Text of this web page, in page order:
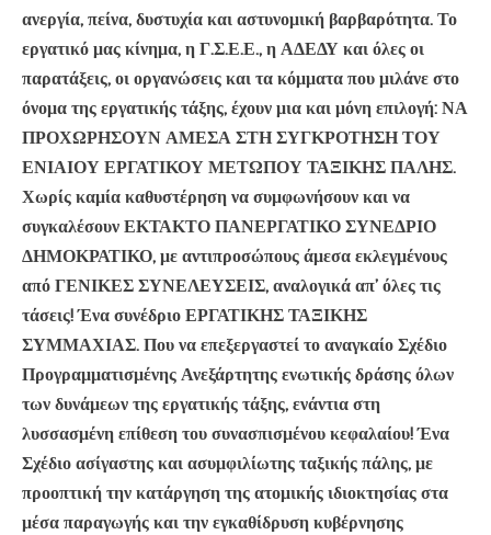
ανεργία, πείνα, δυστυχία και αστυνομική βαρβαρότητα. Το
εργατικό μας κίνημα, η Γ.Σ.Ε.Ε., η ΑΔΕΔΥ και όλες οι
παρατάξεις, οι οργανώσεις και τα κόμματα που μιλάνε στο
όνομα της εργατικής τάξης, έχουν μια και μόνη επιλογή: ΝΑ
ΠΡΟΧΩΡΗΣΟΥΝ ΑΜΕΣΑ ΣΤΗ ΣΥΓΚΡΟΤΗΣΗ ΤΟΥ
ΕΝΙΑΙΟΥ ΕΡΓΑΤΙΚΟΥ ΜΕΤΩΠΟΥ ΤΑΞΙΚΗΣ ΠΑΛΗΣ.
Χωρίς καμία καθυστέρηση να συμφωνήσουν και να
συγκαλέσουν ΕΚΤΑΚΤΟ ΠΑΝΕΡΓΑΤΙΚΟ ΣΥΝΕΔΡΙΟ
ΔΗΜΟΚΡΑΤΙΚΟ, με αντιπροσώπους άμεσα εκλεγμένους
από ΓΕΝΙΚΕΣ ΣΥΝΕΛΕΥΣΕΙΣ, αναλογικά απ’ όλες τις
τάσεις! Ένα συνέδριο ΕΡΓΑΤΙΚΗΣ ΤΑΞΙΚΗΣ
ΣΥΜΜΑΧΙΑΣ. Που να επεξεργαστεί το αναγκαίο Σχέδιο
Προγραμματισμένης Ανεξάρτητης ενωτικής δράσης όλων
των δυνάμεων της εργατικής τάξης, ενάντια στη
λυσσασμένη επίθεση του συνασπισμένου κεφαλαίου! Ένα
Σχέδιο ασίγαστης και ασυμφιλίωτης ταξικής πάλης, με
προοπτική την κατάργηση της ατομικής ιδιοκτησίας στα
μέσα παραγωγής και την εγκαθίδρυση κυβέρνησης